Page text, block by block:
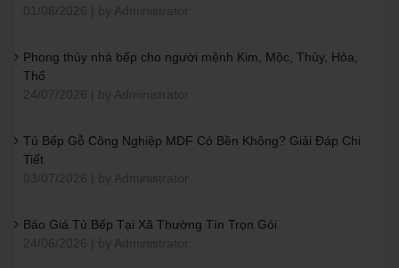
Phong thủy nhà bếp cho người mệnh Kim, Mộc, Thủy, Hỏa,
Thổ
Tủ Bếp Gỗ Công Nghiệp MDF Có Bền Không? Giải Đáp Chi
Tiết
Báo Giá Tủ Bếp Tại Xã Thường Tín Trọn Gói